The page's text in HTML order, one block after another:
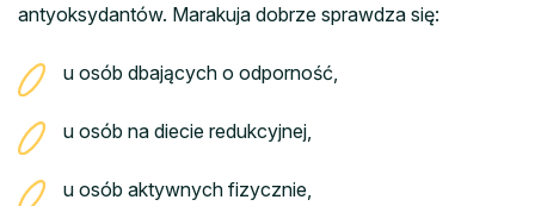
antyoksydantów. Marakuja dobrze sprawdza się:
u osób dbających o odporność,
u osób na diecie redukcyjnej,
u osób aktywnych fizycznie,